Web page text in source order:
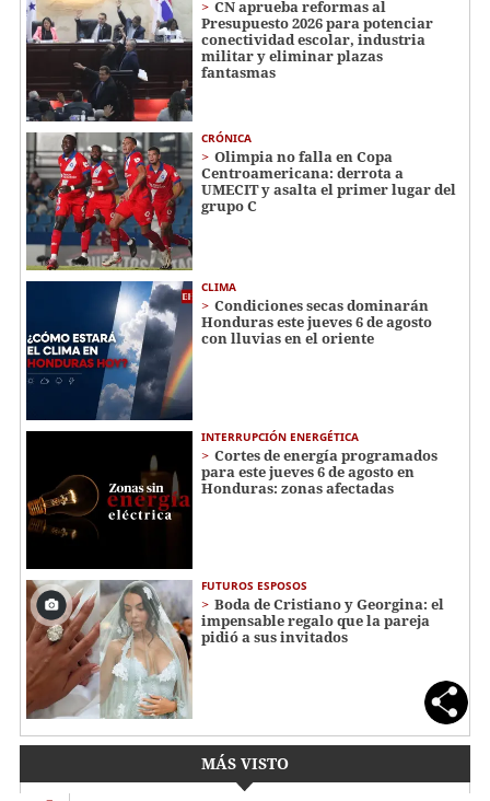
CN aprueba reformas al
Presupuesto 2026 para potenciar
conectividad escolar, industria
militar y eliminar plazas
fantasmas
CRÓNICA
Olimpia no falla en Copa
Centroamericana: derrota a
UMECIT y asalta el primer lugar del
grupo C
CLIMA
Condiciones secas dominarán
Honduras este jueves 6 de agosto
con lluvias en el oriente
INTERRUPCIÓN ENERGÉTICA
Cortes de energía programados
para este jueves 6 de agosto en
Honduras: zonas afectadas
FUTUROS ESPOSOS
Boda de Cristiano y Georgina: el
impensable regalo que la pareja
pidió a sus invitados
MÁS VISTO